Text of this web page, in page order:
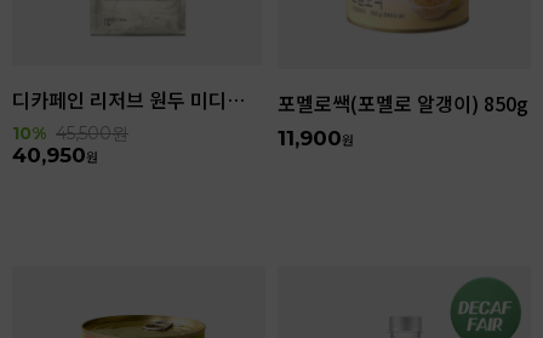
디카페인 리저브 원두 미디엄다크 로스팅 1kg
10% 45,500원
40,950원
포멜로쌕(포멜로 알갱이) 850g
11,900원